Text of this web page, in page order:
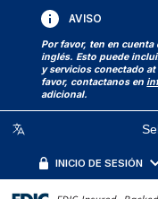
AVISO
Por favor, ten en cuenta
inglés. Esto puede
y servicios conectado
favor, contactanos en
adicional.
INICIO DE SESIÓN